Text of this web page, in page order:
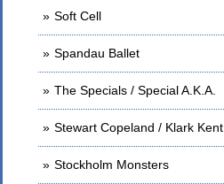
Soft Cell
Spandau Ballet
The Specials / Special A.K.A.
Stewart Copeland / Klark Kent
Stockholm Monsters